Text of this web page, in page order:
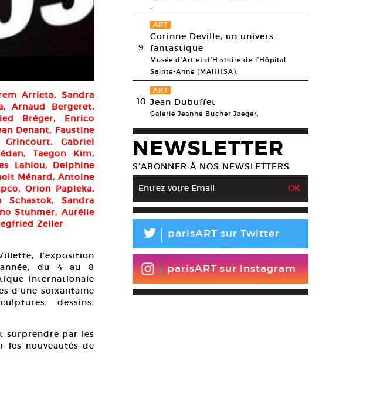
Arrieta, Sandra
Arnaud Bergeret,
Bréger, Enrico
Denant, Faustine
Gabriel
Taegon Kim,
Lahlou, Delphine
Ménard, Antoine
Orion Papleka,
Sandra
Stuhmer, Aurélie
Zeller
l’exposition
année, du 4 au 8
internationale
d’une soixantaine
dessins,
surprendre par les
les nouveautés de
,
9
ART
Corinne Deville, un univers
fantastique
Musée d’Art et d’Histoire de l’Hôpital
Sainte-Anne (MAHHSA),
10
ART
Jean Dubuffet
Galerie Jeanne Bucher Jaeger,
NEWSLETTER
S’ABONNER À NOS NEWSLETTERS
L parisART sur Twitter
parisART sur Instagram